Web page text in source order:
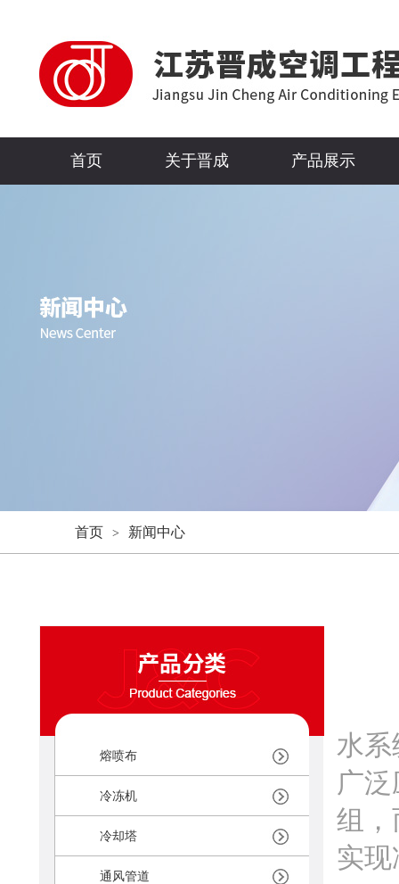
首页 关于晋成 产品展示
首页 > 新闻中心
熔喷布
冷冻机
冷却塔
通风管道
水系
广
组，
实